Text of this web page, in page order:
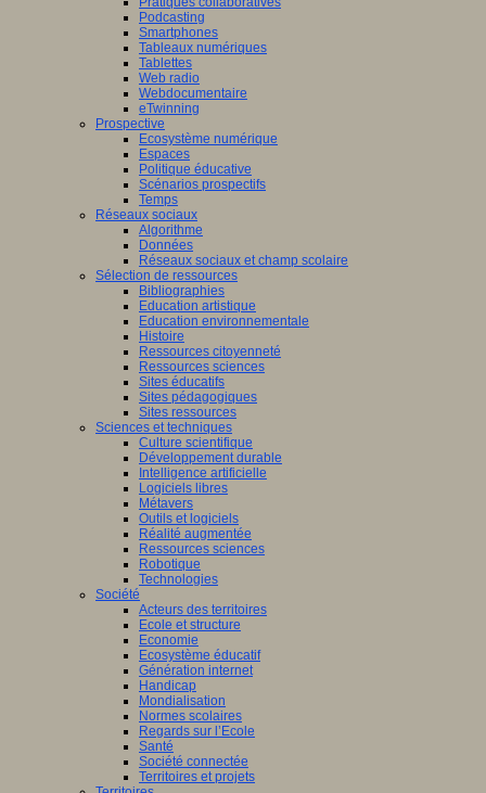
Podcasting
Smartphones
Tableaux numériques
Tablettes
Web radio
Webdocumentaire
eTwinning
Prospective
Ecosystème numérique
Espaces
Politique éducative
Scénarios prospectifs
Temps
Réseaux sociaux
Algorithme
Données
Réseaux sociaux et champ scolaire
Sélection de ressources
Bibliographies
Education artistique
Education environnementale
Histoire
Ressources citoyenneté
Ressources sciences
Sites éducatifs
Sites pédagogiques
Sites ressources
Sciences et techniques
Culture scientifique
Développement durable
Intelligence artificielle
Logiciels libres
Métavers
Outils et logiciels
Réalité augmentée
Ressources sciences
Robotique
Technologies
Société
Acteurs des territoires
Ecole et structure
Economie
Ecosystème éducatif
Génération internet
Handicap
Mondialisation
Normes scolaires
Regards sur l’Ecole
Santé
Société connectée
Territoires et projets